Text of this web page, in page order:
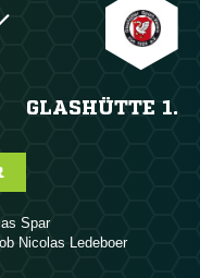
GLASHÜTTE 1.

 